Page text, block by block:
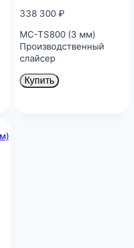
338 300 ₽
MC-TS800 (3 мм)
Производственный
слайсер
Купить